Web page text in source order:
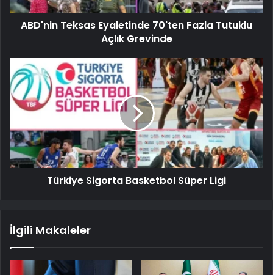
ABD'nin Teksas Eyaletinde 70'ten Fazla Tutuklu
Açlık Grevinde
Türkiye Sigorta Basketbol Süper Ligi
İlgili Makaleler